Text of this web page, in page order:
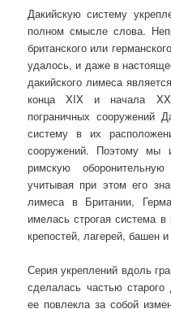
Дакийскую систему
полном смысле слова.
британского или
удалось, и даже в
дакийского лимеса
конца XIX и начала XX
пограничных сооружений
систему в их
сооружений. Поэтому мы
римскую
учитывая при этом его
лимеса в Британии,
имелась строгая система
крепостей, лагерей, башен
Серия укреплений вдоль
сделалась частью старого
ее повлекла за собой